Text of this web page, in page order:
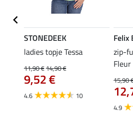
STONEDEEK
ladies topje Tessa
11,90 €14,90 €
9,52 €
4.6 10
Felix
zip-
Fleur
15,90
4.9